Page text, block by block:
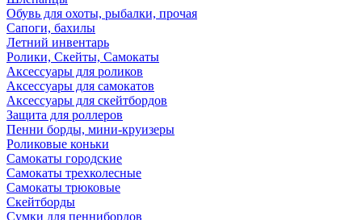
Обувь для охоты, рыбалки, прочая
Сапоги, бахилы
Летний инвентарь
Ролики, Скейты, Самокаты
Аксессуары для роликов
Аксессуары для самокатов
Аксессуары для скейтбордов
Защита для роллеров
Пенни борды, мини-круизеры
Роликовые коньки
Самокаты городские
Самокаты трехколесные
Самокаты трюковые
Скейтборды
Сумки для пеннибордов